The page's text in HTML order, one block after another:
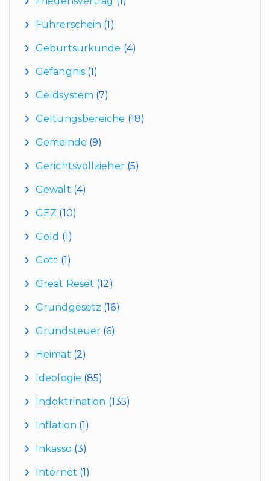
Führerschein (1)
Geburtsurkunde (4)
Gefängnis(1)
Geldsystem (7)
Geltungsbereiche (18)
Gemeinde (9)
Gerichtsvollzieher(5)
Gewalt (4)
GEZ (10)
Gold (1)
Gott (1)
Great Reset (12)
Grundgesetz (16)
Grundsteuer (6)
Heimat (2)
Ideologie (85)
Indoktrination (135)
Inflation (1)
Inkasso (3)
Internet (1)